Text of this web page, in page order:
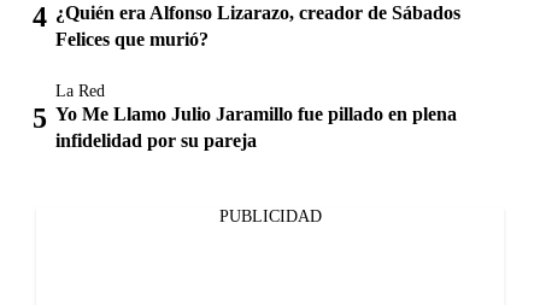
¿Quién era Alfonso Lizarazo, creador de Sábados
Felices que murió?
La Red
Yo Me Llamo Julio Jaramillo fue pillado en plena
infidelidad por su pareja
PUBLICIDAD